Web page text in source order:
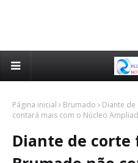
Página inicial Brumado
Diante
contará mais com o Núcleo
Diante de corte